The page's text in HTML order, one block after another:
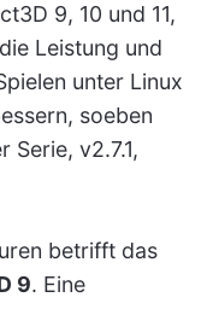
9, 10 und 11,
Leistung und
unter Linux
soeben
Serie, v2.7.1,
betrifft das
9. Eine